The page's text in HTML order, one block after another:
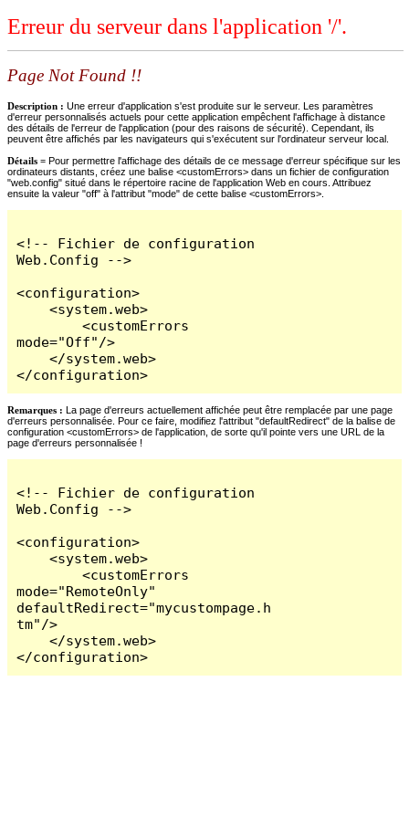
Erreur du serveur dans l'application '/'.
Page Not Found !!
Description : Une erreur d'application s'est produite sur le serveur. Les paramètres
d'erreur personnalisés actuels pour cette application empêchent l'affichage à distance
des détails de l'erreur de l'application (pour des raisons de sécurité). Cependant, ils
peuvent être affichés par les navigateurs qui s'exécutent sur l'ordinateur serveur local.
Détails = Pour permettre l'affichage des détails de ce message d'erreur spécifique sur les
ordinateurs distants, créez une balise <customErrors> dans un fichier de configuration
"web.config" situé dans le répertoire racine de l'application Web en cours. Attribuez
ensuite la valeur "off" à l'attribut "mode" de cette balise <customErrors>.
<!-- Fichier de configuration
Web.Config -->
<configuration>
    <system.web>
        <customErrors
mode="Off"/>
    </system.web>
</configuration>
Remarques : La page d'erreurs actuellement affichée peut être remplacée par une page
d'erreurs personnalisée. Pour ce faire, modifiez l'attribut "defaultRedirect" de la balise de
configuration <customErrors> de l'application, de sorte qu'il pointe vers une URL de la
page d'erreurs personnalisée !
<!-- Fichier de configuration
Web.Config -->
<configuration>
    <system.web>
        <customErrors
mode="RemoteOnly"
defaultRedirect="mycustompage.h
tm"/>
    </system.web>
</configuration>